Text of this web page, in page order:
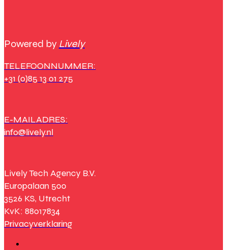
Powered by Lively
TELEFOONNUMMER:
+31 (0)85 13 01 275
E-MAILADRES:
info@lively.nl
Lively Tech Agency B.V.
Europalaan 500
3526 KS, Utrecht
KvK: 88017834
Privacyverklaring